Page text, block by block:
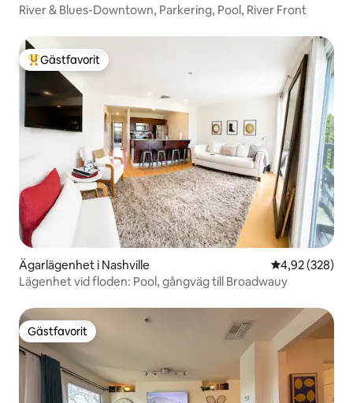
River & Blues-Downtown, Parkering, Pool, River Front
Populär gästfavorit
Gästfavorit
Ägarlägenhet i Nashville 4,92 av 5 i
4,92 (328)
Lägenhet vid floden: Pool, gångväg till Broadwauy
Gästfavorit
Gästfavorit